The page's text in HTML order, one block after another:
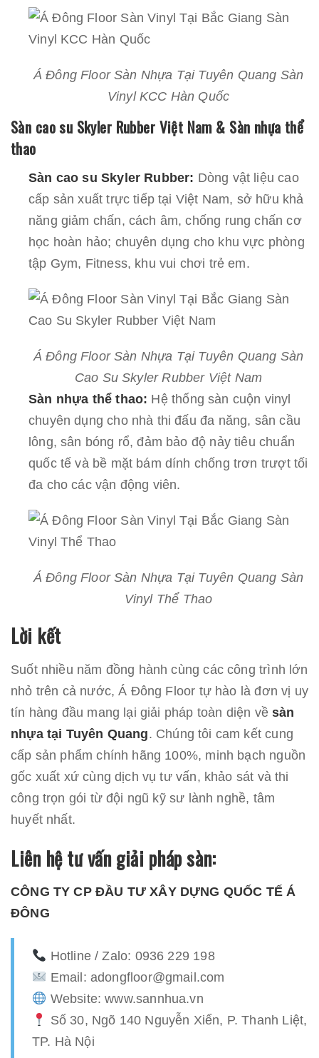
Á Đông Floor Sàn Nhựa Tại Tuyên Quang Sàn
Vinyl KCC Hàn Quốc
Sàn cao su Skyler Rubber Việt Nam & Sàn nhựa thể
thao
Sàn cao su Skyler Rubber: Dòng vật liệu cao
cấp sản xuất trực tiếp tại Việt Nam, sở hữu khả
năng giảm chấn, cách âm, chống rung chấn cơ
học hoàn hảo; chuyên dụng cho khu vực phòng
tập Gym, Fitness, khu vui chơi trẻ em.
Á Đông Floor Sàn Nhựa Tại Tuyên Quang Sàn
Cao Su Skyler Rubber Việt Nam
Sàn nhựa thể thao: Hệ thống sàn cuộn vinyl
chuyên dụng cho nhà thi đấu đa năng, sân cầu
lông, sân bóng rổ, đảm bảo độ nảy tiêu chuẩn
quốc tế và bề mặt bám dính chống trơn trượt tối
đa cho các vận động viên.
Á Đông Floor Sàn Nhựa Tại Tuyên Quang Sàn
Vinyl Thể Thao
Lời kết
Suốt nhiều năm đồng hành cùng các công trình lớn
nhỏ trên cả nước, Á Đông Floor tự hào là đơn vị uy
tín hàng đầu mang lại giải pháp toàn diện vềsàn
nhựa tại Tuyên Quang. Chúng tôi cam kết cung
cấp sản phẩm chính hãng 100%, minh bạch nguồn
gốc xuất xứ cùng dịch vụ tư vấn, khảo sát và thi
công trọn gói từ đội ngũ kỹ sư lành nghề, tâm
huyết nhất.
Liên hệ tư vấn giải pháp sàn:
CÔNG TY CP ĐẦU TƯ XÂY DỰNG QUỐC TẾ Á
ĐÔNG
Hotline / Zalo: 0936 229 198
Email: adongfloor@gmail.com
Website: www.sannhua.vn
Số 30, Ngõ 140 Nguyễn Xiển, P. Thanh Liệt,
TP. Hà Nội